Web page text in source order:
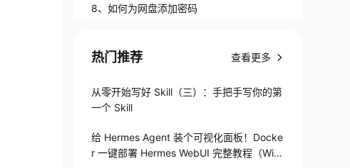
8、如何为网盘添加密码
10、如何查看来往附件
11、如何设置邮箱共享
12、如何查看别人共享的邮箱
13、管理员如何批量导入用户
14、如何操作邮箱搬家
热门推荐 查看更多
从零开始写好 Skill（三）：手把手写你的第
一个 Skill
给 Hermes Agent 装个可视化面板！Docke
r 一键部署 Hermes WebUI 完整教程（Win